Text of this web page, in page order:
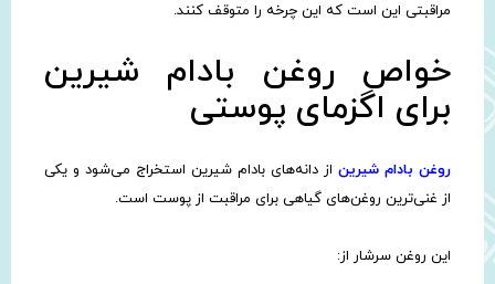
مراقبتی این است که این چرخه را متوقف کنند.
خواص روغن بادام شیرین
برای اگزمای پوستی
روغن بادام شیرین از دانه‌های بادام شیرین استخراج می‌شود و یکی
از غنی‌ترین روغن‌های گیاهی برای مراقبت از پوست است.
این روغن سرشار از: